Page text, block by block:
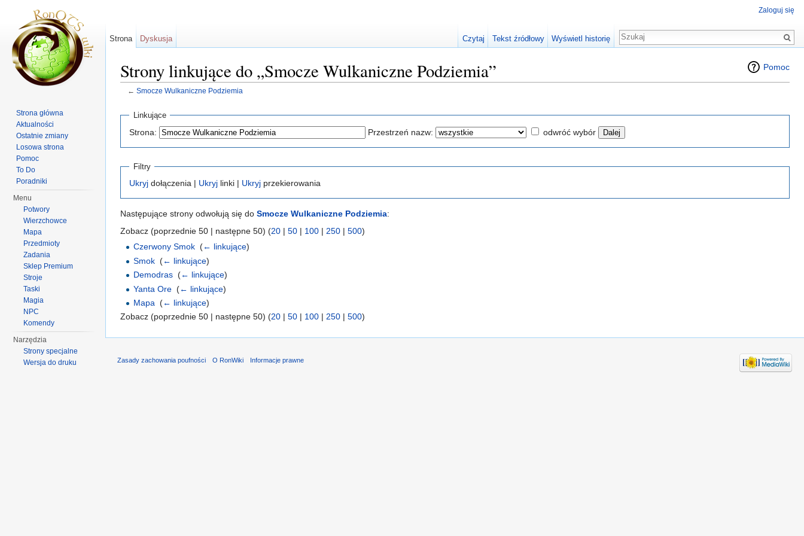
Pomoc
Strony linkujące do „Smocze Wulkaniczne Podziemia”
← Smocze Wulkaniczne Podziemia
Linkujące
Strona: Przestrzeń nazw: odwróć wybór
Filtry
Ukryj dołączenia | Ukryj linki | Ukryj przekierowania
Następujące strony odwołują się do Smocze Wulkaniczne Podziemia:
Zobacz (poprzednie 50 | następne 50) (20 | 50 | 100 | 250 | 500)
Czerwony Smok (← linkujące)
Smok (← linkujące)
Demodras (← linkujące)
Yanta Ore (← linkujące)
Mapa
(← linkujące)
Zobacz (poprzednie 50 | następne 50) (20 | 50 | 100 | 250 | 500)
Zaloguj się
Strona Dyskusja Czytaj Tekst źródłowy Wyświetl historię
Strona główna
Aktualności
Ostatnie zmiany
Losowa strona
Pomoc
To Do
Poradniki
Menu
Potwory
Wierzchowce
Mapa
Przedmioty
Zadania
Sklep Premium
Stroje
Taski
Magia
NPC
Komendy
Narzędzia
Strony specjalne
Wersja do druku
Zasady zachowania poufności O RonWiki Informacje prawne